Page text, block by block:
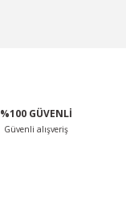
%100 GÜVENLİ
Güvenli alışveriş